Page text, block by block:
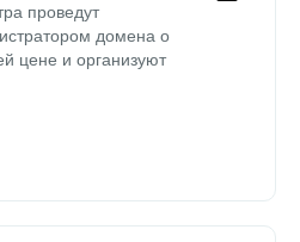
проведут
домена о
цене и организуют